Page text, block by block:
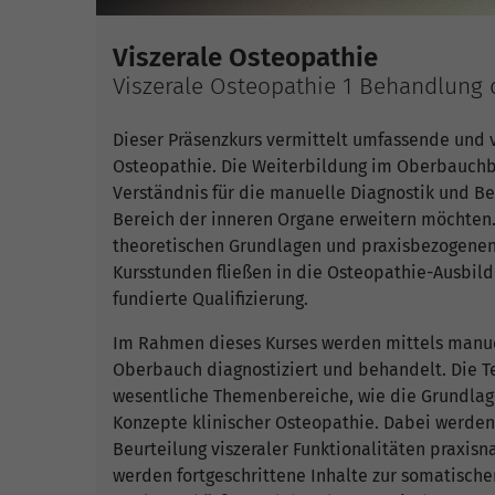
Viszerale Osteopathie
Viszerale Osteopathie 1 Behandlung
Dieser Präsenzkurs vermittelt umfassende
Osteopathie. Die Weiterbildung im
Verständnis für die manuelle Diagnostik und
Bereich der inneren Organe erweitern
theoretischen Grundlagen und
Kursstunden fließen in die Osteopathie-
fundierte Qualifizierung.
Im Rahmen dieses Kurses werden mittels
Oberbauch diagnostiziert und behandelt. Die
wesentliche Themenbereiche, wie die
Konzepte klinischer Osteopathie. Dabei
Beurteilung viszeraler Funktionalitäten
werden fortgeschrittene Inhalte zur